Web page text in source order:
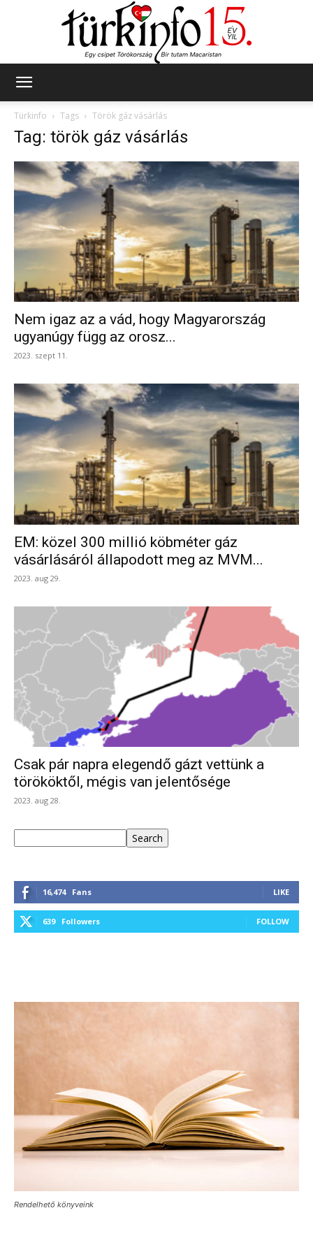
Türkinfo
Tags Török gáz vásárlás
Tag: török gáz vásárlás
Nem igaz az a vád, hogy Magyarország
ugyanúgy függ az orosz...
2023. szept 11.
EM: közel 300 millió köbméter gáz
vásárlásáról állapodott meg az MVM...
2023. aug 29.
Csak pár napra elegendő gázt vettünk a
törököktől, mégis van jelentősége
2023. aug 28.
Search
16,474 Fans LIKE
639 Followers FOLLOW
Rendelhető könyveink